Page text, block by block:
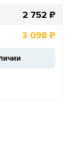
2 752 ₽
3 098 ₽